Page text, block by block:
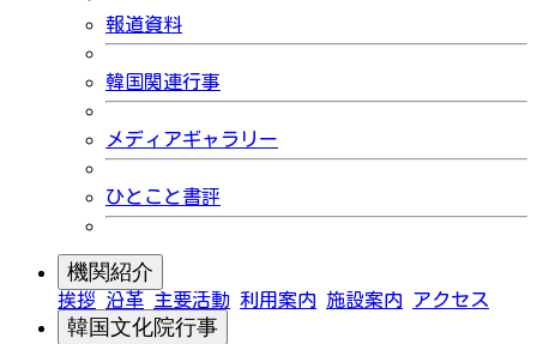
報道資料
韓国関連行事
メディアギャラリー
ひとこと書評
機関紹介
挨拶 沿革 主要活動 利用案内 施設案内 アクセス
韓国文化院行事